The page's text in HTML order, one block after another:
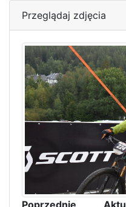
Przeglądaj zdjęcia